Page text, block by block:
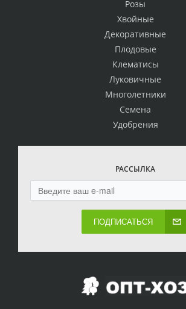
Розы
Хвойные
Декоративные
Плодовые
Клематисы
Луковичные
Многолетники
Семена
Удобрения
РАССЫЛКА
ПОДПИСАТЬСЯ